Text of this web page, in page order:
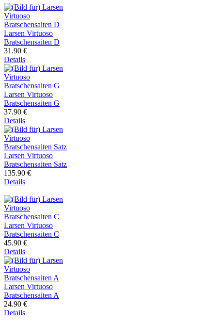
Larsen Virtuoso
Bratschensaiten D
31.90 €
Details
Larsen Virtuoso
Bratschensaiten G
37.90 €
Details
Larsen Virtuoso
Bratschensaiten Satz
135.90 €
Details
Larsen Virtuoso
Bratschensaiten C
45.90 €
Details
Larsen Virtuoso
Bratschensaiten A
24.90 €
Details